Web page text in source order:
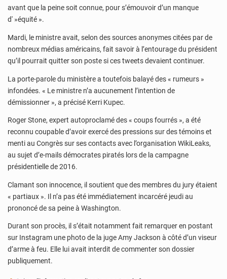
avant que la peine soit connue, pour s’émouvoir d’un manque
d' »équité ».
Mardi, le ministre avait, selon des sources anonymes citées par de
nombreux médias américains, fait savoir à l’entourage du président
qu’il pourrait quitter son poste si ces tweets devaient continuer.
La porte-parole du ministère a toutefois balayé des « rumeurs »
infondées. « Le ministre n’a aucunement l’intention de
démissionner », a précisé Kerri Kupec.
Roger Stone, expert autoproclamé des « coups fourrés », a été
reconnu coupable d’avoir exercé des pressions sur des témoins et
menti au Congrès sur ses contacts avec l’organisation WikiLeaks,
au sujet d’e-mails démocrates piratés lors de la campagne
présidentielle de 2016.
Clamant son innocence, il soutient que des membres du jury étaient
« partiaux ». Il n’a pas été immédiatement incarcéré jeudi au
prononcé de sa peine à Washington.
Durant son procès, il s’était notamment fait remarquer en postant
sur Instagram une photo de la juge Amy Jackson à côté d’un viseur
d’arme à feu. Elle lui avait interdit de commenter son dossier
publiquement.